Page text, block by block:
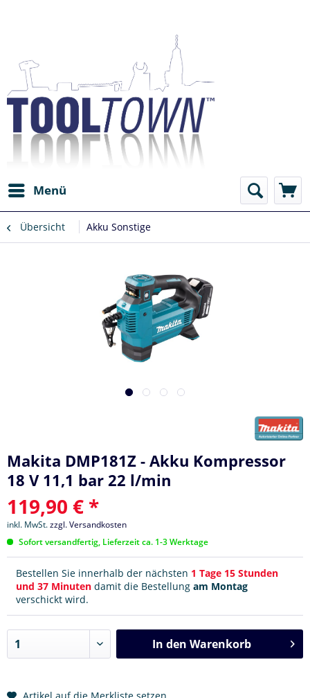
Menü
Übersicht Akku Sonstige
Makita DMP181Z - Akku Kompressor
18 V 11,1 bar 22 l/min
119,90 € *
inkl. MwSt.zzgl. Versandkosten
Sofort versandfertig, Lieferzeit ca. 1-3 Werktage
Bestellen Sie innerhalb der nächsten 1 Tage 15 Stunden
und 37 Minuten damit die Bestellung am Montag
verschickt wird.
In den Warenkorb